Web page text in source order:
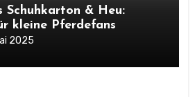
Schuhkarton & Heu:
kleine Pferdefans
2025